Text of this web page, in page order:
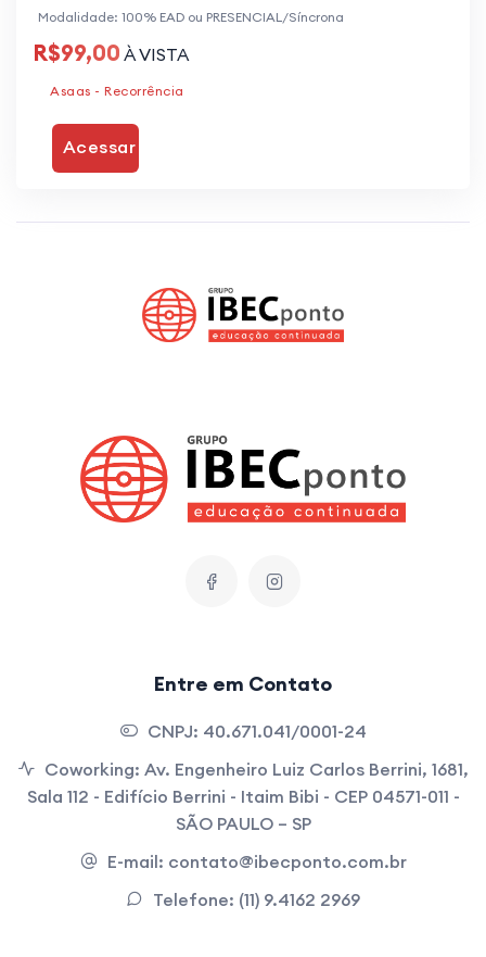
Modalidade: 100% EAD ou PRESENCIAL/Síncrona
R$99,00 À VISTA
Asaas - Recorrência
Acessar
Entre em Contato
CNPJ: 40.671.041/0001-24
Coworking: Av. Engenheiro Luiz Carlos Berrini, 1681,
Sala 112 - Edifício Berrini - Itaim Bibi - CEP 04571-011 -
SÃO PAULO – SP
E-mail: contato@ibecponto.com.br
Telefone: (11) 9.4162 2969